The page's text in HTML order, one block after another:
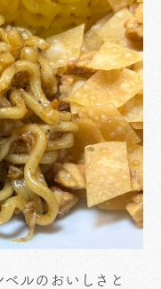
ルのおいしさと